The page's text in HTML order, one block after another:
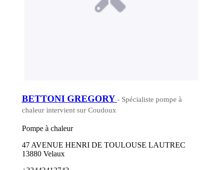
BETTONI GREGORY - Spécialiste pompe à
chaleur intervient sur Coudoux
Pompe à chaleur
47 AVENUE HENRI DE TOULOUSE LAUTREC
13880 Velaux